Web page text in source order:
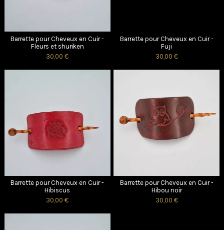
Barrette pour Cheveux en Cuir -
Fleurs et shuriken
30,00 €
Barrette pour Cheveux en Cuir -
Fuji
30,00 €
Barrette pour Cheveux en Cuir -
Hibiscus
30,00 €
Barrette pour Cheveux en Cuir -
Hibou noir
30,00 €